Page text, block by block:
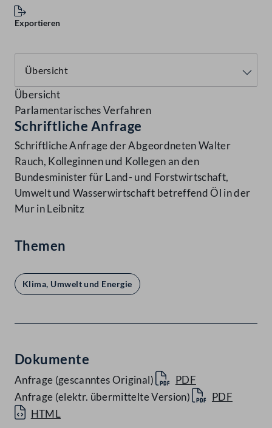
Exportieren
Übersicht
Parlamentarisches Verfahren
Schriftliche Anfrage
Schriftliche Anfrage der Abgeordneten Walter
Rauch, Kolleginnen und Kollegen an den
Bundesminister für Land- und Forstwirtschaft,
Umwelt und Wasserwirtschaft betreffend Öl in der
Mur in Leibnitz
Themen
Klima, Umwelt und Energie
Dokumente
Anfrage (gescanntes Original)
PDF
Anfrage (elektr. übermittelte Version)
PDF
HTML